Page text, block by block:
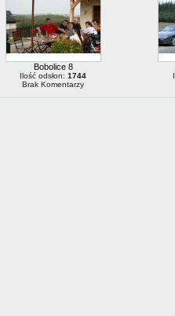
Bobolice 8
Ilość odsłon: 1744
Brak Komentarzy